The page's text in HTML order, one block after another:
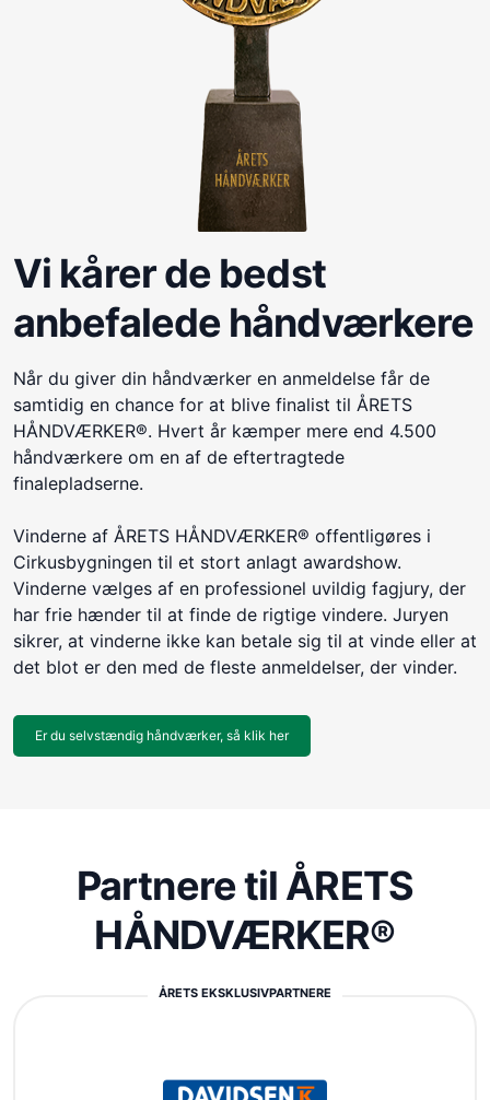
Vi kårer de bedst
anbefalede håndværkere
Når du giver din håndværker en anmeldelse får de
samtidig en chance for at blive finalist til ÅRETS
HÅNDVÆRKER®. Hvert år kæmper mere end 4.500
håndværkere om en af de eftertragtede
finalepladserne.
Vinderne af ÅRETS HÅNDVÆRKER® offentligøres i
Cirkusbygningen til et stort anlagt awardshow.
Vinderne vælges af en professionel uvildig fagjury, der
har frie hænder til at finde de rigtige vindere. Juryen
sikrer, at vinderne ikke kan betale sig til at vinde eller at
det blot er den med de fleste anmeldelser, der vinder.
Er du selvstændig håndværker, så klik her
Partnere til ÅRETS
HÅNDVÆRKER®
ÅRETS EKSKLUSIVPARTNERE